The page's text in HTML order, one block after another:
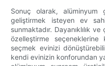
Sonuç olarak, alüminyum
geliştirmek isteyen ev
sunmaktadır. Dayanıklılık
özelleştirme
seçmek evinizi
kendi evinizin konforundan